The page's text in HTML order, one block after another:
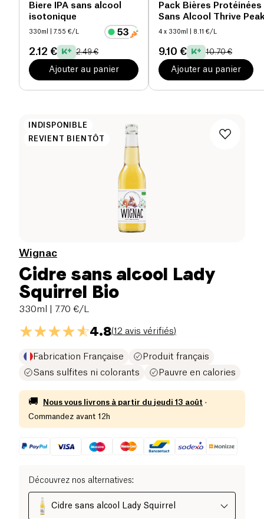
Biere IPA sans alcool
isotonique
330ml | 7.55 €/L
2.12 € 2.49 €
Ajouter au panier
Pack Bières Protéinées
Sans Alcool Thrive
4 x 330ml | 8.11 €/L
9.10 € 10.70 €
Ajouter au panier
INDISPONIBLE
REVIENT BIENTÔT
Wignac
Cidre sans alcool Lady
Squirrel Bio
330ml | 7.70 €/L
4.8(12 avis vérifiés)
Fabrication Française
Produit français
Sans sulfites ni colorants
Pauvre en calories
🚚 Nous vous livrons à partir du jeudi 13 août ·
Commandez avant 12h
Découvrez nos alternatives:
Cidre sans alcool Lady Squirrel